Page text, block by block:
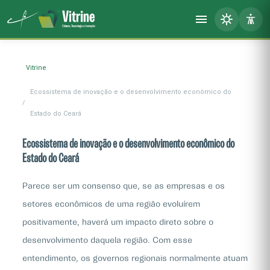
Vitrine
Ecossistema de inovação e o desenvolvimento econômico do
Estado do Ceará
Ecossistema de inovação e o desenvolvimento econômico do
Estado do Ceará
Parece ser um consenso que, se as empresas e os
setores econômicos de uma região evoluírem
positivamente, haverá um impacto direto sobre o
desenvolvimento daquela região. Com esse
entendimento, os governos regionais normalmente atuam